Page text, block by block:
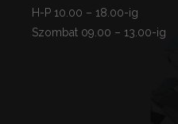
H-P 10.00 – 18.00-ig
Szombat 09.00 – 13.00-ig